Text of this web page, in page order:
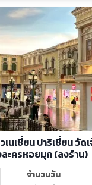
วเนเชี่ยน ปาริเชี่ยน วั
ะครหอยมุก (ลงร้าน)
จำนวนวัน